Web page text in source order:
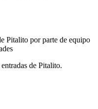
de Pitalito.